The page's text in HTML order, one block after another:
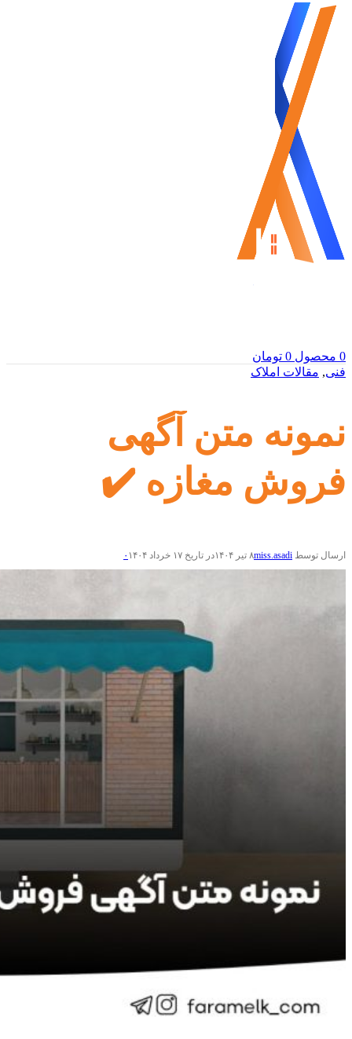
0 محصول 0 تومان
فنی, مقالات املاک
نمونه متن آگهی
فروش مغازه ✔️
ارسال توسط miss.asadi۸ تیر ۱۴۰۴ در تاریخ ۱۷ خرداد ۱۴۰۴ ۰